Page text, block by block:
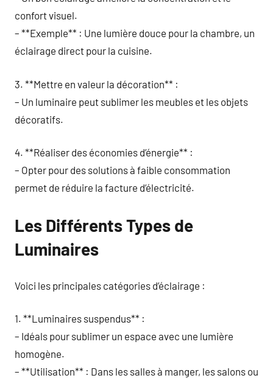
confort visuel.
– **Exemple** : Une lumière douce pour la chambre, un
éclairage direct pour la cuisine.
3. **Mettre en valeur la décoration** :
– Un luminaire peut sublimer les meubles et les objets
décoratifs.
4. **Réaliser des économies d’énergie** :
– Opter pour des solutions à faible consommation
permet de réduire la facture d’électricité.
Les Différents Types de
Luminaires
Voici les principales catégories d’éclairage :
1. **Luminaires suspendus** :
– Idéals pour sublimer un espace avec une lumière
homogène.
– **Utilisation** : Dans les salles à manger, les salons ou